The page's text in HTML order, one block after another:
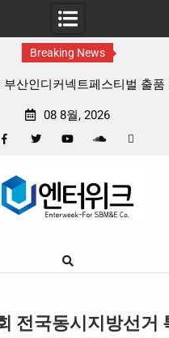
Breaking News
애니메이션 ‘고스트밴드’ 8월
08 8월, 2026
Google
전국동시지방선거